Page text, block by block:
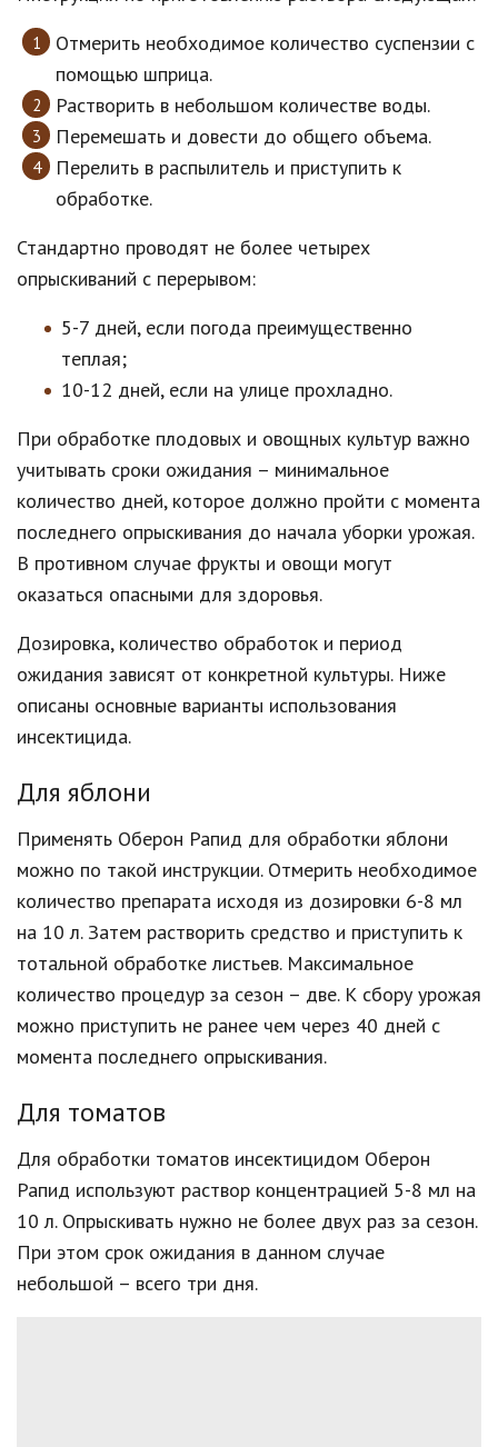
Отмерить необходимое количество суспензии с
помощью шприца.
Растворить в небольшом количестве воды.
Перемешать и довести до общего объема.
Перелить в распылитель и приступить к
обработке.
Стандартно проводят не более четырех
опрыскиваний с перерывом:
5-7 дней, если погода преимущественно
теплая;
10-12 дней, если на улице прохладно.
При обработке плодовых и овощных культур важно
учитывать сроки ожидания – минимальное
количество дней, которое должно пройти с момента
последнего опрыскивания до начала уборки урожая.
В противном случае фрукты и овощи могут
оказаться опасными для здоровья.
Дозировка, количество обработок и период
ожидания зависят от конкретной культуры. Ниже
описаны основные варианты использования
инсектицида.
Для яблони
Применять Оберон Рапид для обработки яблони
можно по такой инструкции. Отмерить необходимое
количество препарата исходя из дозировки 6-8 мл
на 10 л. Затем растворить средство и приступить к
тотальной обработке листьев. Максимальное
количество процедур за сезон – две. К сбору урожая
можно приступить не ранее чем через 40 дней с
момента последнего опрыскивания.
Для томатов
Для обработки томатов инсектицидом Оберон
Рапид используют раствор концентрацией 5-8 мл на
10 л. Опрыскивать нужно не более двух раз за сезон.
При этом срок ожидания в данном случае
небольшой – всего три дня.